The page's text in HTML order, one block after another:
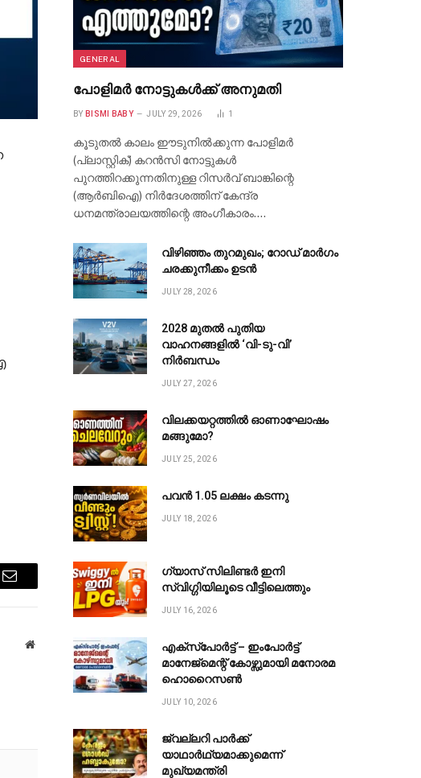
Email
Website
GENERAL
പോളിമർ നോട്ടുകൾക്ക് അനുമതി
BY BISMI BABY JULY 29, 2026 1
കൂടുതൽ കാലം ഈടുനിൽക്കുന്ന പോളിമർ
(പ്ലാസ്റ്റിക്) കറൻസി നോട്ടുകൾ
പുറത്തിറക്കുന്നതിനുള്ള റിസർവ് ബാങ്കിന്റെ
(ആർബിഐ) നിർദേശത്തിന് കേന്ദ്ര
ധനമന്ത്രാലയത്തിന്റെ അംഗീകാരം.…
വിഴിഞ്ഞം തുറമുഖം; റോഡ് മാർഗം
ചരക്കുനീക്കം ഉടൻ
JULY 28, 2026
2028 മുതൽ പുതിയ
വാഹനങ്ങളിൽ ‘വി-ടു-വി’
നിർബന്ധം
JULY 27, 2026
വിലക്കയറ്റത്തിൽ ഓണാഘോഷം
മങ്ങുമോ?
JULY 25, 2026
പവൻ ₹1.05 ലക്ഷം കടന്നു
JULY 18, 2026
ഗ്യാസ് സിലിണ്ടർ ഇനി
സ്വിഗ്ഗിയിലൂടെ വീട്ടിലെത്തും
JULY 16, 2026
എക്സ്പോർട്ട് – ഇംപോർട്ട്
മാനേജ്മെന്റ് കോഴ്സുമായി മനോരമ
ഹൊറൈസൺ
JULY 10, 2026
ജ്വല്ലറി പാർക്ക്
യാഥാർഥ്യമാക്കുമെന്ന്
മുഖ്യമന്ത്രി